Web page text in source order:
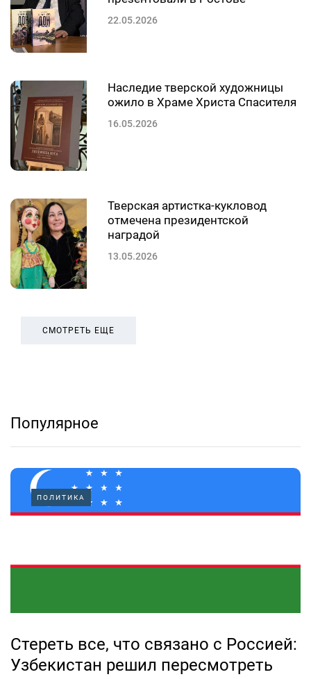
22.05.2026
Наследие тверской художницы
ожило в Храме Христа Спасителя
16.05.2026
Тверская артистка-кукловод
отмечена президентской
наградой
13.05.2026
СМОТРЕТЬ ЕЩЕ
Популярное
ПОЛИТИКА
Стереть все, что связано с Россией:
Узбекистан решил пересмотреть